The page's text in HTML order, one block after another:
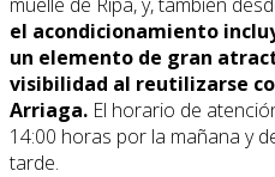
el acondicionamiento
un elemento de gran
visibilidad al reutilizarse
Arriaga. El horario de
14:00 horas por la mañana y
tarde.